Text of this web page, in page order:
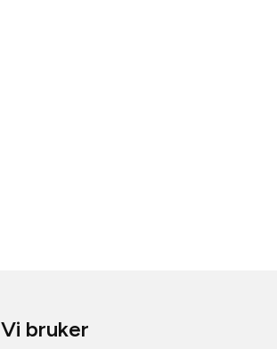
Vi bruker